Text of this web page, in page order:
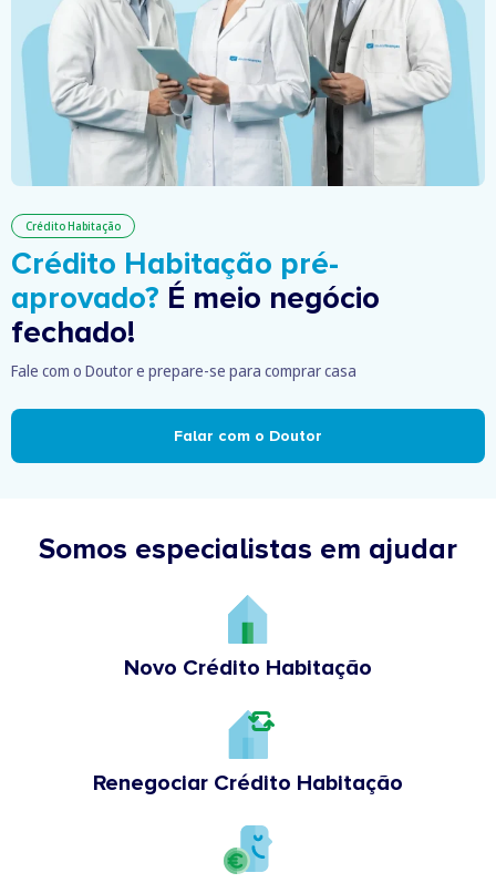
Crédito Habitação
Crédito Habitação pré-
aprovado? É meio negócio
fechado!
Fale com o Doutor e prepare-se para comprar casa
Falar com o Doutor
Somos especialistas em ajudar
Novo Crédito Habitação
Renegociar Crédito Habitação